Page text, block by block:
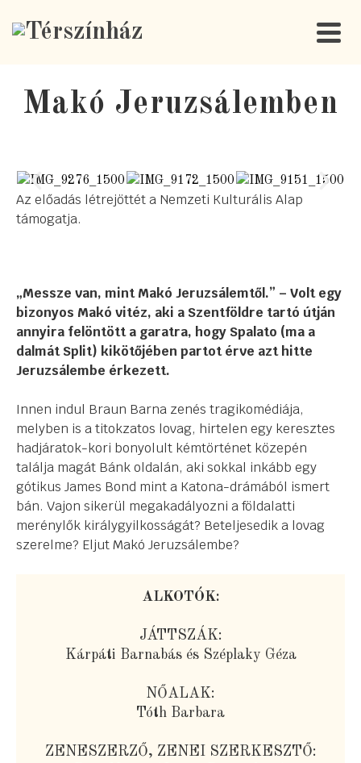
Makó Jeruzsálemben
Az előadás létrejöttét a Nemzeti Kulturális Alap
támogatja.
„Messze van, mint Makó Jeruzsálemtől.” – Volt egy
bizonyos Makó vitéz, aki a Szentföldre tartó útján
annyira felöntött a garatra, hogy Spalato (ma a
dalmát Split) kikötőjében partot érve azt hitte
Jeruzsálembe érkezett.
Innen indul Braun Barna zenés tragikomédiája,
melyben is a titokzatos lovag, hirtelen egy keresztes
hadjáratok-kori bonyolult kémtörténet közepén
találja magát Bánk oldalán, aki sokkal inkább egy
gótikus James Bond mint a Katona-drámából ismert
bán. Vajon sikerül megakadályozni a földalatti
merénylők királygyilkosságát? Beteljesedik a lovag
szerelme? Eljut Makó Jeruzsálembe?
ALKOTÓK:
JÁTTSZÁK:
Kárpáti Barnabás és Széplaky Géza
NŐALAK:
Tóth Barbara
ZENESZERZŐ, ZENEI SZERKESZTŐ: